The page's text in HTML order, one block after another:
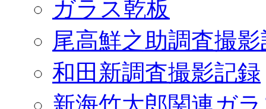
ガラス乾板
尾高鮮之助調査撮
和田新調査撮影記録